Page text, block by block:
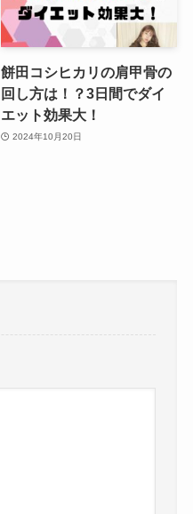
餅田コシヒカリの肩甲骨の
回し方は！？3日間でダイ
エット効果大！
2024年10月20日